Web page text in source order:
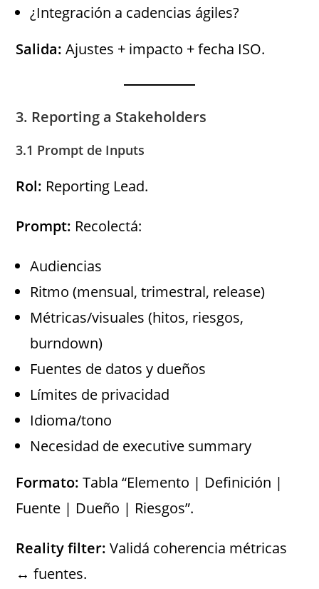
¿Integración a cadencias ágiles?
Salida: Ajustes + impacto + fecha ISO.
3. Reporting a Stakeholders
3.1 Prompt de Inputs
Rol: Reporting Lead.
Prompt: Recolectá:
Audiencias
Ritmo (mensual, trimestral, release)
Métricas/visuales (hitos, riesgos,
burndown)
Fuentes de datos y dueños
Límites de privacidad
Idioma/tono
Necesidad de executive summary
Formato: Tabla “Elemento | Definición |
Fuente | Dueño | Riesgos”.
Reality filter: Validá coherencia métricas
↔ fuentes.